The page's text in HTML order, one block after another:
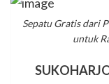
Sepatu Gratis dari
untuk